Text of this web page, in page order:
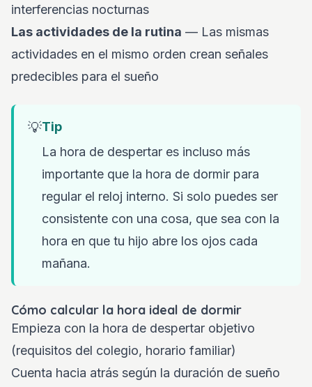
interferencias nocturnas
Las actividades de la rutina — Las mismas
actividades en el mismo orden crean señales
predecibles para el sueño
💡Tip
La hora de despertar es incluso más
importante que la hora de dormir para
regular el reloj interno. Si solo puedes ser
consistente con una cosa, que sea con la
hora en que tu hijo abre los ojos cada
mañana.
Cómo calcular la hora ideal de dormir
Empieza con la hora de despertar objetivo
(requisitos del colegio, horario familiar)
Cuenta hacia atrás según la duración de sueño